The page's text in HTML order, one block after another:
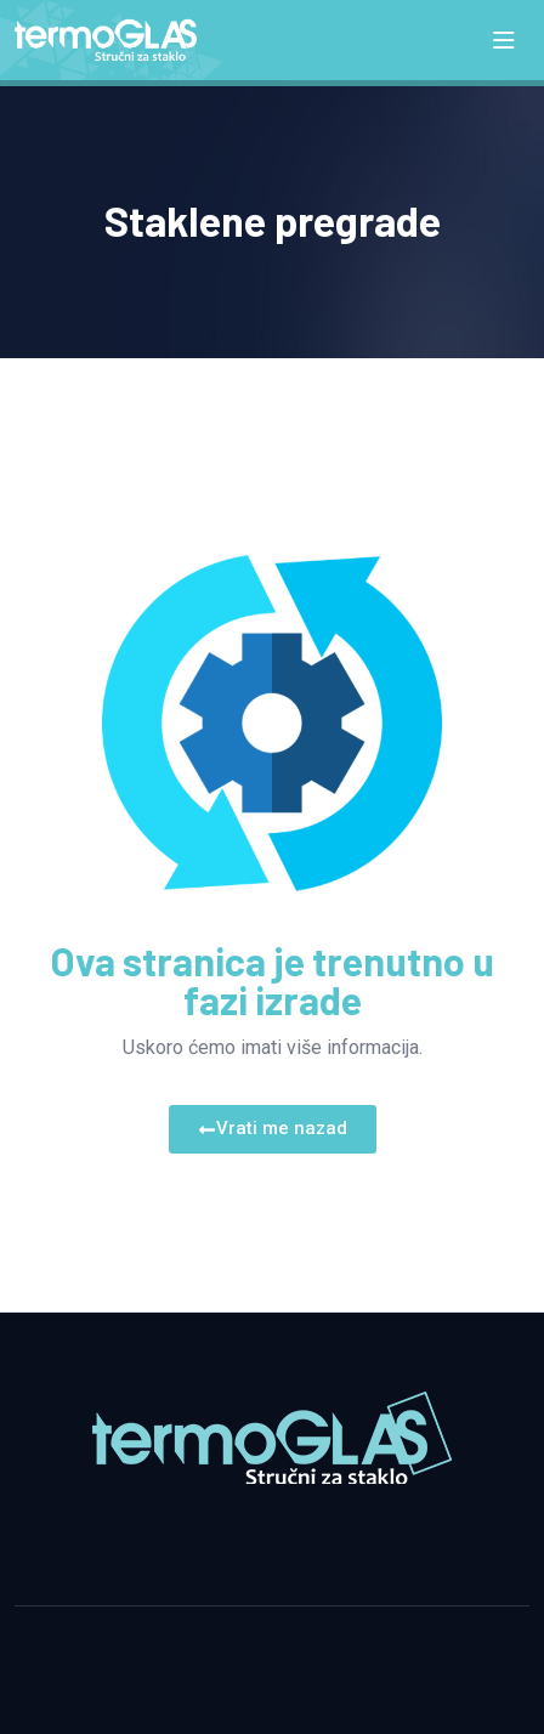
Staklene pregrade
Ova stranica je trenutno u
fazi izrade
Uskoro ćemo imati više informacija.
Vrati me nazad